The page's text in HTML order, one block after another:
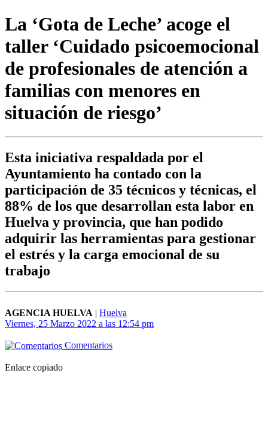
La ‘Gota de Leche’ acoge el
taller ‘Cuidado psicoemocional
de profesionales de atención a
familias con menores en
situación de riesgo’
Esta iniciativa respaldada por el
Ayuntamiento ha contado con la
participación de 35 técnicos y técnicas, el
88% de los que desarrollan esta labor en
Huelva y provincia, que han podido
adquirir las herramientas para gestionar
el estrés y la carga emocional de su
trabajo
AGENCIA HUELVA | Huelva
Viernes, 25 Marzo 2022 a las 12:54 pm
Comentarios
Enlace copiado